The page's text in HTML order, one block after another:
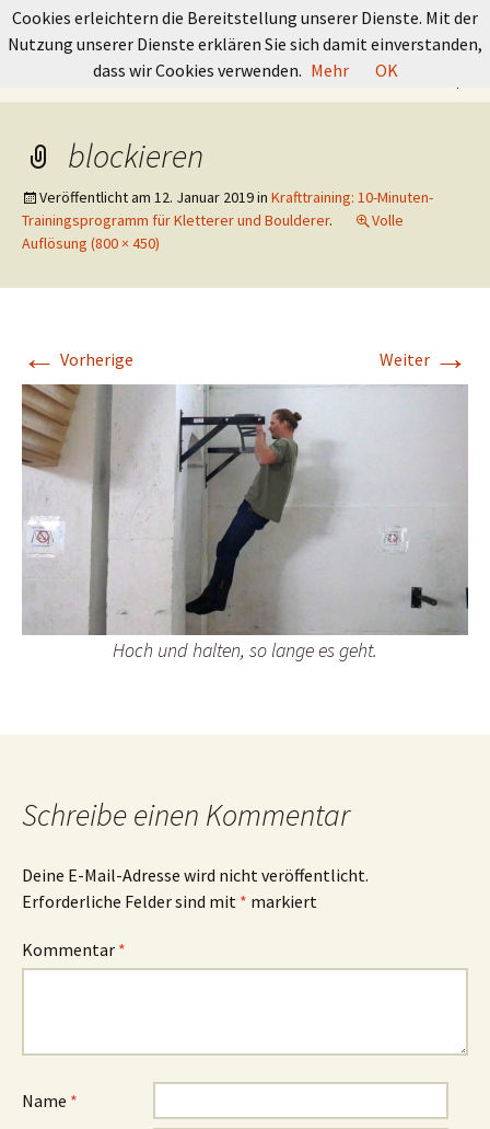
GRUNDKURS BOULDERN
Springe
nach:
blockieren
Veröffentlicht am 12. Januar 2019in Krafttraining: 10-Minuten-
Trainingsprogramm für Kletterer und Boulderer.
Volle
Auflösung (800 × 450)
← Vorherige Weiter →
Hoch und halten, so lange es geht.
Schreibe einen Kommentar
Deine E-Mail-Adresse wird nicht veröffentlicht.
Erforderliche Felder sind mit * markiert
Kommentar *
Name *
Cookies erleichtern die Bereitstellung unserer Dienste. Mit der
Nutzung unserer Dienste erklären Sie sich damit einverstanden,
dass wir Cookies verwenden. Mehr OK